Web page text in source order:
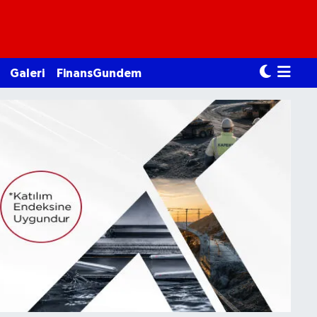
Galeri FinansGundem